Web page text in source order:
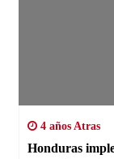
4 años Atras
Honduras